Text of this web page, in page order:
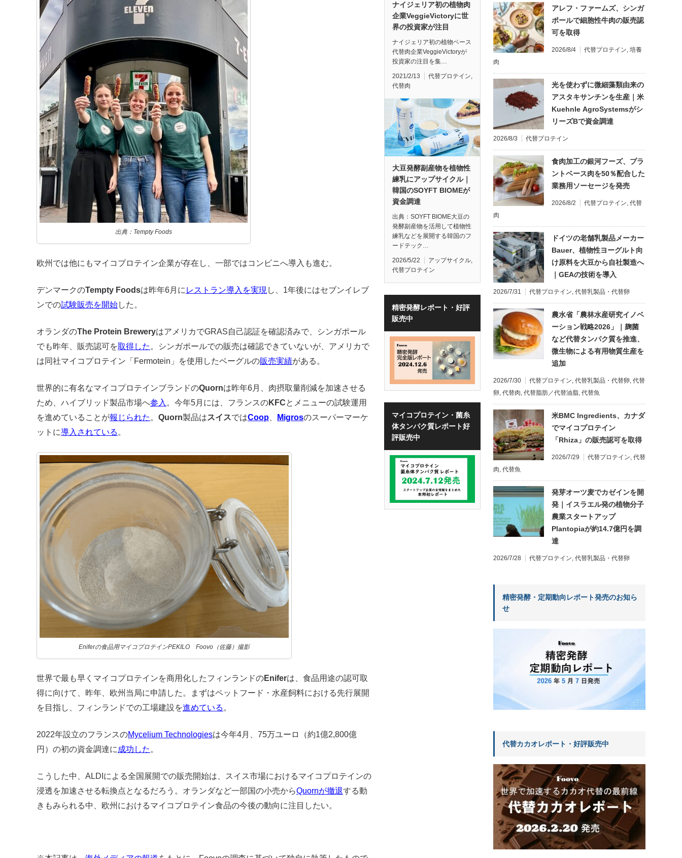
出典：Tempty Foods
欧州では他にもマイコプロテイン企業が存在し、一部ではコンビニへ導入も進む。
デンマークのTempty Foodsは昨年6月に レストラン導入を実現 し、1年後にはセブンイレブ
ンでの試験販売を開始した。
オランダのThe Protein BreweryはアメリカでGRAS自己認証を確認済みで、シンガポール
でも昨年、販売認可を取得した 。シンガポールでの販売は確認できていないが、アメリカで
は同社マイコプロテイン「Fermotein」を使用したベーグルの販売実績がある。
世界的に有名なマイコプロテインブランドのQuornは昨年6月、肉摂取量削減を加速させる
ため、ハイブリッド製品市場へ参入 。今年5月には、フランスのKFCとメニューの試験運用
を進めていることが報じられた 。 Quorn製品はスイスではCoop Migrosのスーパーマーケ
ットに導入されている 。
Eniferの食品用マイコプロテインPEKILO Foovo（佐藤）撮影
世界で最も早くマイコプロテインを商用化したフィンランドのEniferは、食品用途の認可取
得に向けて、昨年、欧州当局に申請した。まずはペットフード・水産飼料における先行展開
を目指し、フィンランドでの工場建設を進めている 。
2022年設立のフランスのMycelium Technologiesは今年4月、75万ユーロ（約1億2,800億
円）の初の資金調達に 成功した 。
こうした中、ALDIによる全国展開での販売開始は、スイス市場におけるマイコプロテインの
浸透を加速させる転換点となるだろう。オランダなど一部国の小売からQuornが撤退する動
きもみられる中、欧州におけるマイコプロテイン食品の今後の動向に注目したい。
ナイジェリア初の植物肉
企業VeggieVictoryに世
界の投資家が注目
ナイジェリア初の植物ベース
代替肉企業VeggieVictoryが
投資家の注目を集…
2021/2/13 代替プロテイン,
代替肉
大豆発酵副産物を植物性
練乳にアップサイクル｜
韓国のSOYFT BIOMEが
資金調達
出典：SOYFT BIOME大豆の
発酵副産物を活用して植物性
練乳などを展開する韓国のフ
ードテック…
2026/5/22 アップサイクル,
代替プロテイン
精密発酵レポート・好評
販売中
マイコプロテイン・菌糸
体タンパク質レポート好
評販売中
アレフ・ファームズ、シンガ
ポールで細胞性牛肉の販売認
可を取得
2026/8/4 代替プロテイン 培養
肉
光を使わずに微細藻類由来の
アスタキサンチンを生産｜米
Kuehnle AgroSystemsがシ
リーズBで資金調達
2026/8/3 代替プロテイン
食肉加工の銀河フーズ、プラ
ントベース肉を50％配合した
業務用ソーセージを発売
2026/8/2 代替プロテイン 代替
肉
ドイツの老舗乳製品メーカー
Bauer、植物性ヨーグルト向
け原料を大豆から自社製造へ
｜GEAの技術を導入
2026/7/31 代替プロテイン 代替乳製品・代替卵
農水省「農林水産研究イノベ
ーション戦略2026」｜麹菌
など代替タンパク質を推進、
微生物による有用物質生産を
追加
2026/7/30 代替プロテイン 代替乳製品・代替卵 代替
卵 代替肉 代替脂肪／代替油脂 代替魚
米BMC Ingredients、カナダ
でマイコプロテイン
「Rhiza」の販売認可を取得
2026/7/29 代替プロテイン 代替
肉 代替魚
発芽オーツ麦でカゼインを開
発｜イスラエル発の植物分子
農業スタートアップ
Plantopiaが約14.7億円を調
達
2026/7/28 代替プロテイン 代替乳製品・代替卵
精密発酵・定期動向レポート発売のお知ら
せ
代替カカオレポート・好評販売中